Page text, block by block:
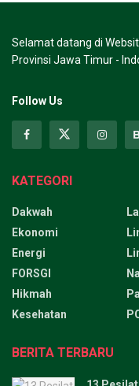
Selamat datang di
Provinsi Jawa Timur -
Follow Us
KATEGORI
Dakwah
Ekonomi
Energi
FORSGI
Hikmah
Kesehatan
BERITA TERBARU